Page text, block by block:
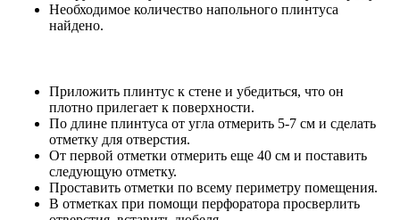
Необходимое количество напольного плинтуса
найдено.
Приложить плинтус к стене и убедиться, что он
плотно прилегает к поверхности.
По длине плинтуса от угла отмерить 5-7 см и сделать
отметку для отверстия.
От первой отметки отмерить еще 40 см и поставить
следующую отметку.
Проставить отметки по всему периметру помещения.
В отметках при помощи перфоратора просверлить